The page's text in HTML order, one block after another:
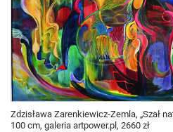
Zdzisława Zarenkiewicz-Zemla, „Szał
100 cm, galeria artpower.pl, 2660 zł